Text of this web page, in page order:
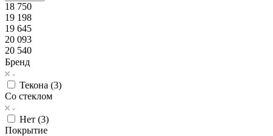
18 750
19 198
19 645
20 093
20 540
Бренд
Текона (3)
Со стеклом
Нет (3)
Покрытие